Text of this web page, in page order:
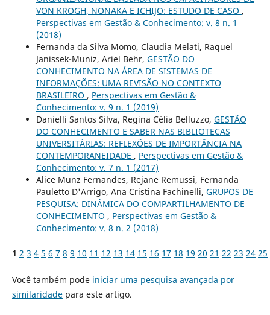
VON KROGH, NONAKA E ICHIJO: ESTUDO DE CASO ,
Perspectivas em Gestão & Conhecimento: v. 8 n. 1
(2018)
Fernanda da Silva Momo, Claudia Melati, Raquel
Janissek-Muniz, Ariel Behr, GESTÃO DO
CONHECIMENTO NA ÁREA DE SISTEMAS DE
INFORMAÇÕES: UMA REVISÃO NO CONTEXTO
BRASILEIRO , Perspectivas em Gestão &
Conhecimento: v. 9 n. 1 (2019)
Danielli Santos Silva, Regina Célia Belluzzo, GESTÃO
DO CONHECIMENTO E SABER NAS BIBLIOTECAS
UNIVERSITÁRIAS: REFLEXÕES DE IMPORTÂNCIA NA
CONTEMPORANEIDADE , Perspectivas em Gestão &
Conhecimento: v. 7 n. 1 (2017)
Alice Munz Fernandes, Rejane Remussi, Fernanda
Pauletto D'Arrigo, Ana Cristina Fachinelli, GRUPOS DE
PESQUISA: DINÂMICA DO COMPARTILHAMENTO DE
CONHECIMENTO , Perspectivas em Gestão &
Conhecimento: v. 8 n. 2 (2018)
1 2 3 4 5 6 7 8 9 10 11 12 13 14 15 16 17 18 19 20 21 22 23 24 25
Você também pode iniciar uma pesquisa avançada por
similaridadepara este artigo.